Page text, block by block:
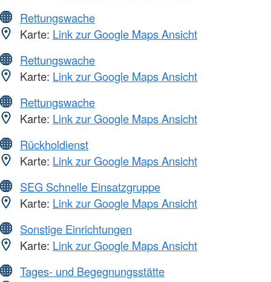
Rettungswache
Karte: Link zur Google Maps Ansicht
Rettungswache
Karte: Link zur Google Maps Ansicht
Rettungswache
Karte: Link zur Google Maps Ansicht
Rückholdienst
Karte: Link zur Google Maps Ansicht
SEG Schnelle Einsatzgruppe
Karte: Link zur Google Maps Ansicht
Sonstige Einrichtungen
Karte: Link zur Google Maps Ansicht
Tages- und Begegnungsstätte